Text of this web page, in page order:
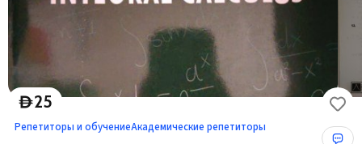
D25
Репетиторы и обучениеАкадемические репетиторы